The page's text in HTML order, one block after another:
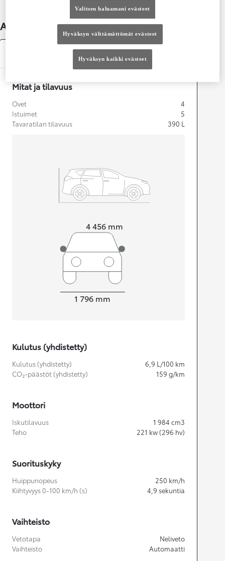
Auton lisätiedot
Mitat ja tilavuus
Ovet
4
Istuimet
5
Tavaratilan tilavuus
390 L
Pituus
4 456 mm
Leveys
1 796 mm
Kulutus (yhdistetty)
Kulutus (yhdistetty) 6,9 L/100 km
CO₂-päästöt (yhdistetty)
159 g/km
Moottori
Iskutilavuus 1 984 cm3
Teho
221 kw (296 hv)
Suorituskyky
Huippunopeus 250 km/h
Kiihtyvyys 0-100 km/h (s)
4,9 sekuntia
Vaihteisto
Vetotapa
Neliveto
Vaihteisto
Automaatti
Valitsen haluamani evästeet
Hyväksyn välttämättömät evästeet
Hyväksyn kaikki evästeet